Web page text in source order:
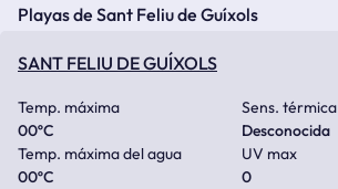
Playas de Sant Feliu de Guíxols
SANT FELIU DE GUÍXOLS
Temp. máxima
00ºC
Sens. térmica
Desconocida
Temp. máxima del agua
00ºC
UV max
0